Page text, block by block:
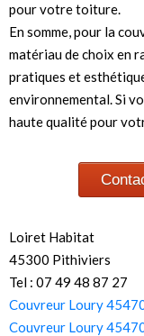
pour votre toiture.
En somme, pour la
matériau de choix en
pratiques et
environnemental. Si
haute qualité pour
Loiret Habitat
45300 Pithiviers
Tel : 07 49 48 87 27
Couvreur Loury
Couvreur Loury